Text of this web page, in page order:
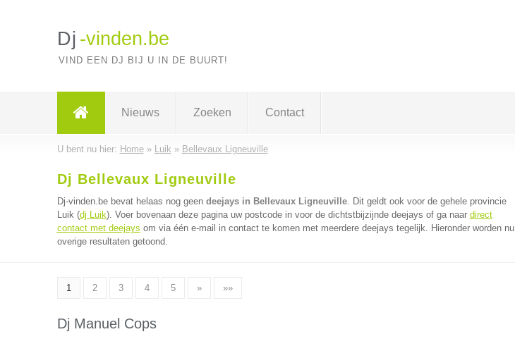
Dj -vinden.be
VIND EEN DJ BIJ U IN DE BUURT!
Nieuws Zoeken Contact
U bent nu hier: Home» Luik » Bellevaux Ligneuville
Dj Bellevaux Ligneuville
Dj-vinden.be bevat helaas nog geen deejays in Bellevaux Ligneuville. Dit geldt ook voor de gehele provincie
Luik (dj Luik). Voer bovenaan deze pagina uw postcode in voor de dichtstbijzijnde deejays of ga naar direct
contact met deejays om via één e-mail in contact te komen met meerdere deejays tegelijk. Hieronder worden nu
overige resultaten getoond.
1 2 3 4 5 » »»
Dj Manuel Cops